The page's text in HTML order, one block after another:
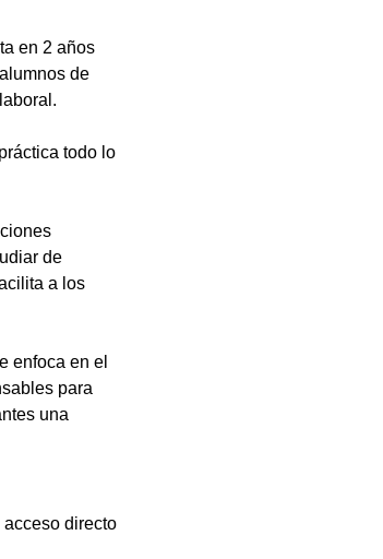
en 2 años
de
todo lo
de
a los
enfoca en el
para
una
directo